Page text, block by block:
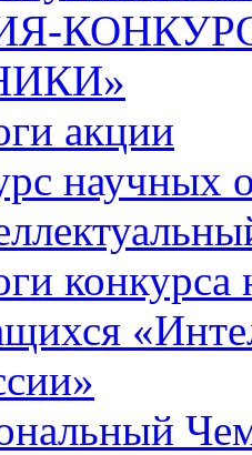
акции
научных